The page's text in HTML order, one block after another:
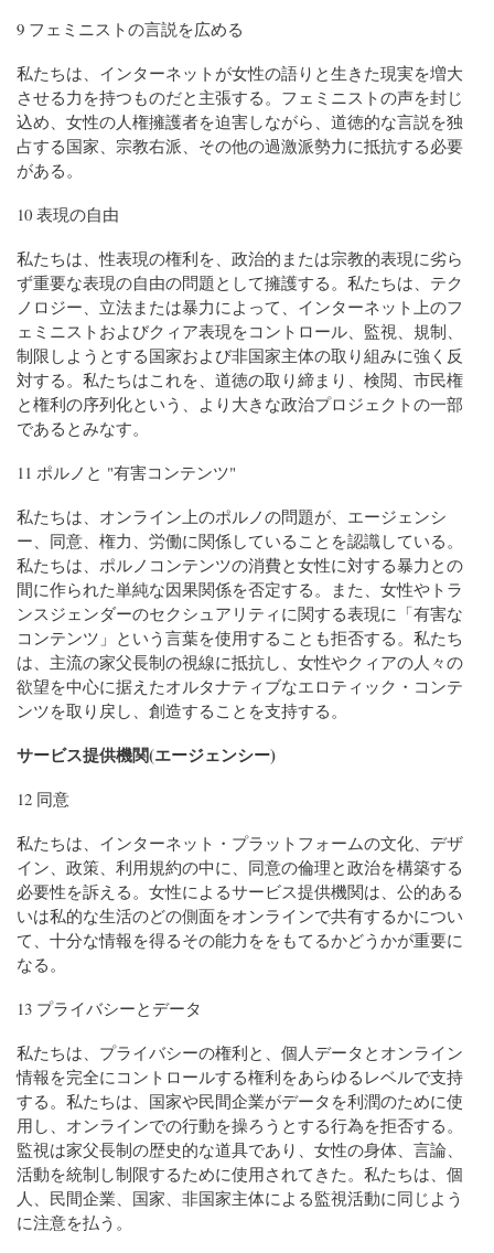
9 フェミニストの言説を広める
私たちは、インターネットが女性の語りと生きた現実を増大
させる力を持つものだと主張する。フェミニストの声を封じ
込め、女性の人権擁護者を迫害しながら、道徳的な言説を独
占する国家、宗教右派、その他の過激派勢力に抵抗する必要
がある。
10 表現の自由
私たちは、性表現の権利を、政治的または宗教的表現に劣ら
ず重要な表現の自由の問題として擁護する。私たちは、テク
ノロジー、立法または暴力によって、インターネット上のフ
ェミニストおよびクィア表現をコントロール、監視、規制、
制限しようとする国家および非国家主体の取り組みに強く反
対する。私たちはこれを、道徳の取り締まり、検閲、市民権
と権利の序列化という、より大きな政治プロジェクトの一部
であるとみなす。
11 ポルノと "有害コンテンツ"
私たちは、オンライン上のポルノの問題が、エージェンシ
ー、同意、権力、労働に関係していることを認識している。
私たちは、ポルノコンテンツの消費と女性に対する暴力との
間に作られた単純な因果関係を否定する。また、女性やトラ
ンスジェンダーのセクシュアリティに関する表現に「有害な
コンテンツ」という言葉を使用することも拒否する。私たち
は、主流の家父長制の視線に抵抗し、女性やクィアの人々の
欲望を中心に据えたオルタナティブなエロティック・コンテ
ンツを取り戻し、創造することを支持する。
サービス提供機関(エージェンシー)
12 同意
私たちは、インターネット・プラットフォームの文化、デザ
イン、政策、利用規約の中に、同意の倫理と政治を構築する
必要性を訴える。女性によるサービス提供機関は、公的ある
いは私的な生活のどの側面をオンラインで共有するかについ
て、十分な情報を得るその能力ををもてるかどうかが重要に
なる。
13 プライバシーとデータ
私たちは、プライバシーの権利と、個人データとオンライン
情報を完全にコントロールする権利をあらゆるレベルで支持
する。私たちは、国家や民間企業がデータを利潤のために使
用し、オンラインでの行動を操ろうとする行為を拒否する。
監視は家父長制の歴史的な道具であり、女性の身体、言論、
活動を統制し制限するために使用されてきた。私たちは、個
人、民間企業、国家、非国家主体による監視活動に同じよう
に注意を払う。